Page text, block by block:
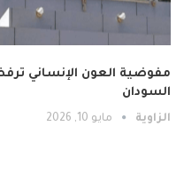
مفوضية العون الإنساني
السودان
الزاوية مايو 10, 2026